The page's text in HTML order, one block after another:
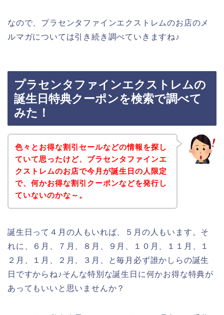
なので、プラセンタファインエクストレムのお店のメ
ルマガについては引き続き調べていきますね♪
プラセンタファインエクストレムの
誕生日特典クーポンを検索で調べて
みた！
色々とお得な割引セールなどの情報を探し
ていて思ったけど、プラセンタファインエ
クストレムのお店で今月が誕生日の人限定
で、何かお得な割引クーポンなどを発行し
ていないのかな～。
誕生日って４月の人もいれば、５月の人もいます。そ
れに、６月、７月、８月、９月、１０月、１１月、１
２月、１月、２月、３月、と毎月必ず誰かしらの誕生
日ですからね♪そんな特別な誕生日に何かお得な特典が
あってもいいと思いませんか？